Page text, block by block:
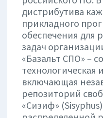
дистрибутива
прикладного
обеспечения для
задач
«Базальт СПО» –
технологическая
включающая
репозиторий
«Сизиф»